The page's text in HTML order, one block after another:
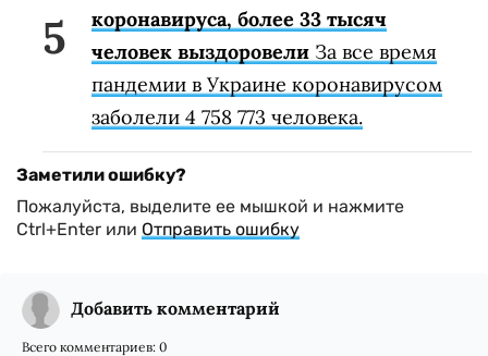
коронавируса, более 33 тысяч
человек выздоровели За все время
пандемии в Украине коронавирусом
заболели 4 758 773 человека.
Заметили ошибку?
Пожалуйста, выделите ее мышкой и нажмите
Ctrl+Enter или Отправить ошибку
Добавить комментарий
Всего комментариев: 0